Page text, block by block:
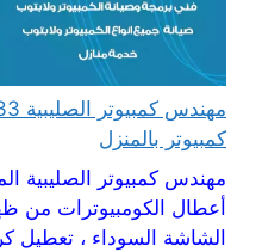
كمبيوتر بالمنزل
مهندس كمبيوتر الصليبية
أعطال الكومبيوترات من
الشاشة السوداء ، تعطيل